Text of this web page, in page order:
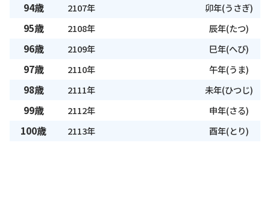
94歳 2107年 卯年(うさぎ)
95歳 2108年 辰年(たつ)
96歳 2109年 巳年(へび)
97歳 2110年 午年(うま)
98歳 2111年 未年(ひつじ)
99歳 2112年 申年(さる)
100歳 2113年 酉年(とり)